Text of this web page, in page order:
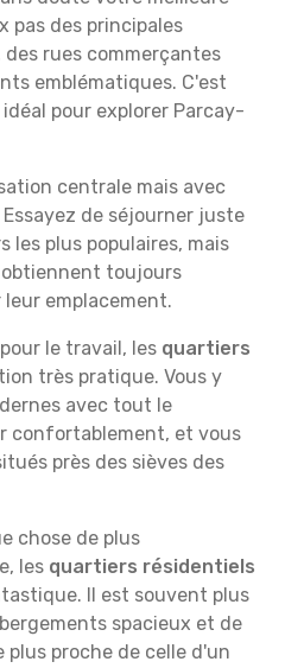
pas des principales
rues commerçantes
emblématiques. C'est
pour explorer Parcay-
centrale mais avec
de séjourner juste
les plus populaires, mais
toujours
emplacement.
le travail, les quartiers
très pratique. Vous y
avec tout le
confortablement, et vous
près des sièves des
chose de plus
les quartiers résidentiels
Il est souvent plus
spacieux et de
proche de celle d'un